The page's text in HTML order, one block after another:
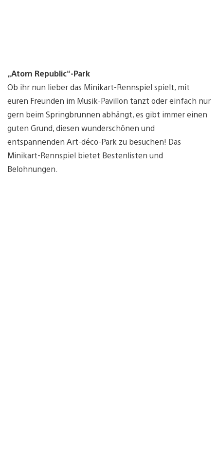
„Atom Republic“-Park
Ob ihr nun lieber das Minikart-Rennspiel spielt, mit
euren Freunden im Musik-Pavillon tanzt oder einfach nur
gern beim Springbrunnen abhängt, es gibt immer einen
guten Grund, diesen wunderschönen und
entspannenden Art-déco-Park zu besuchen! Das
Minikart-Rennspiel bietet Bestenlisten und
Belohnungen.